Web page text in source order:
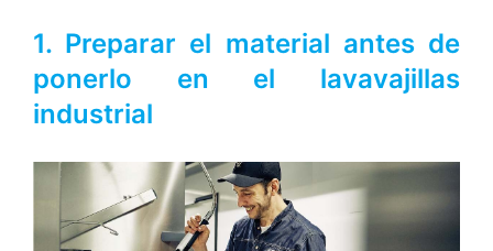
1. Preparar el material antes de
ponerlo en el lavavajillas
industrial